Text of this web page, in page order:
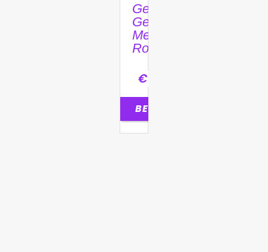
Gehaktballetje
Gevuld
Met
Roomkaas
€
BESTELLEN